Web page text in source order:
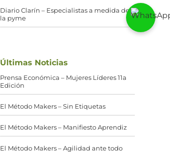
Diario Clarín – Especialistas a medida de
la pyme
Últimas Noticias
Prensa Económica – Mujeres Líderes 11a
Edición
El Método Makers – Sin Etiquetas
El Método Makers – Manifiesto Aprendiz
El Método Makers – Agilidad ante todo